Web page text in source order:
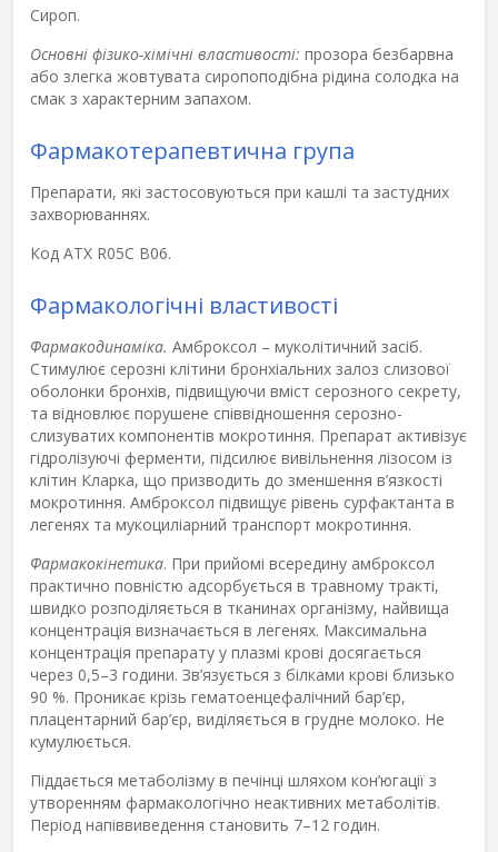
Сироп.
Основні фізико-хімічні властивості: прозора безбарвна
або злегка жовтувата сиропоподібна рідина солодка на
смак з характерним запахом.
Фармакотерапевтична група
Препарати, які застосовуються при кашлі та застудних
захворюваннях.
Код АТХ R05C B06.
Фармакологічні властивості
Фармакодинаміка. Амброксол – муколітичний засіб.
Стимулює серозні клітини бронхіальних залоз слизової
оболонки бронхів, підвищуючи вміст серозного секрету,
та відновлює порушене співвідношення серозно-
слизуватих компонентів мокротиння. Препарат активізує
гідролізуючі ферменти, підсилює вивільнення лізосом із
клітин Кларка, що призводить до зменшення в’язкості
мокротиння. Амброксол підвищує рівень сурфактанта в
легенях та мукоциліарний транспорт мокротиння.
Фармакокінетика. При прийомі всередину амброксол
практично повністю адсорбується в травному тракті,
швидко розподіляється в тканинах організму, найвища
концентрація визначається в легенях. Максимальна
концентрація препарату у плазмі крові досягається
через 0,5–3 години. Зв’язується з білками крові близько
90 %. Проникає крізь гематоенцефалічний бар’єр,
плацентарний бар’єр, виділяється в грудне молоко. Не
кумулюється.
Піддається метаболізму в печінці шляхом кон’югації з
утворенням фармакологічно неактивних метаболітів.
Період напіввиведення становить 7–12 годин.